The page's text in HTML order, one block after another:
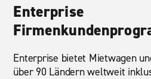
Enterprise
Enterprise bietet Mietwagen
über 90 Ländern weltweit